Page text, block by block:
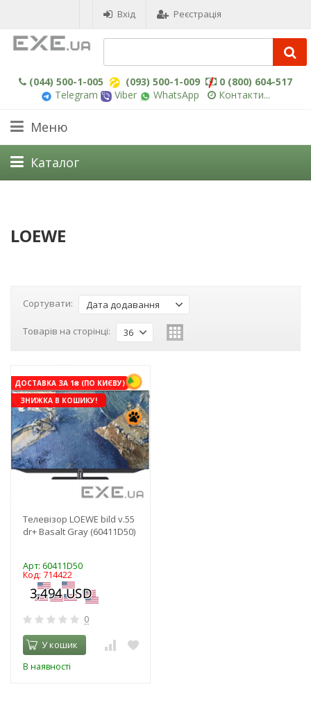
Вхід Реєстрація
(044) 500-1-005 (093) 500-1-009
0 (800) 604-517
Telegram
Viber WhatsApp Контакти...
Меню
Каталог
LOEWE
Сортувати: Дата додавання
Товарів на сторінці: 36
ДОСТАВКА ЗА 1₴ (ПО КИЄВУ)
ЗНИЖКА В КОШИКУ!
Телевізор LOEWE bild v.55
dr+ Basalt Gray (60411D50)
Арт: 60411D50
Код: 714422
0
У кошик
В наявності